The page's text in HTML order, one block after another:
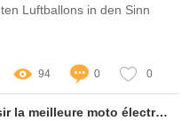
Luftballons in den Sinn
94 0 0
Comment choisir la meilleure moto électrique pour enfants en toute sécurité ?